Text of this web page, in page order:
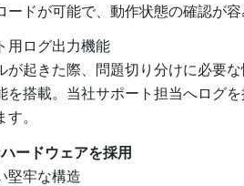
ードが可能で、動作状態の確認が容
用ログ出力機能
が起きた際、問題切り分けに必要
を搭載。当社サポート担当へログ
。
ードウェアを採用
堅牢な構造